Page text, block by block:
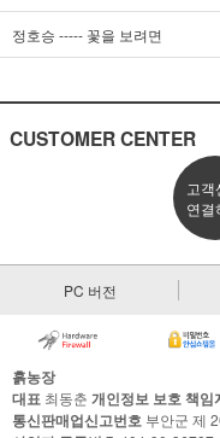
정호승 ----- 꽃을 보려면
CUSTOMER CENTER
고객
연결
PC 버전
흙농장
대표 최동춘 개인정보 보호 책임
통신판매업신고번호 부안군 제